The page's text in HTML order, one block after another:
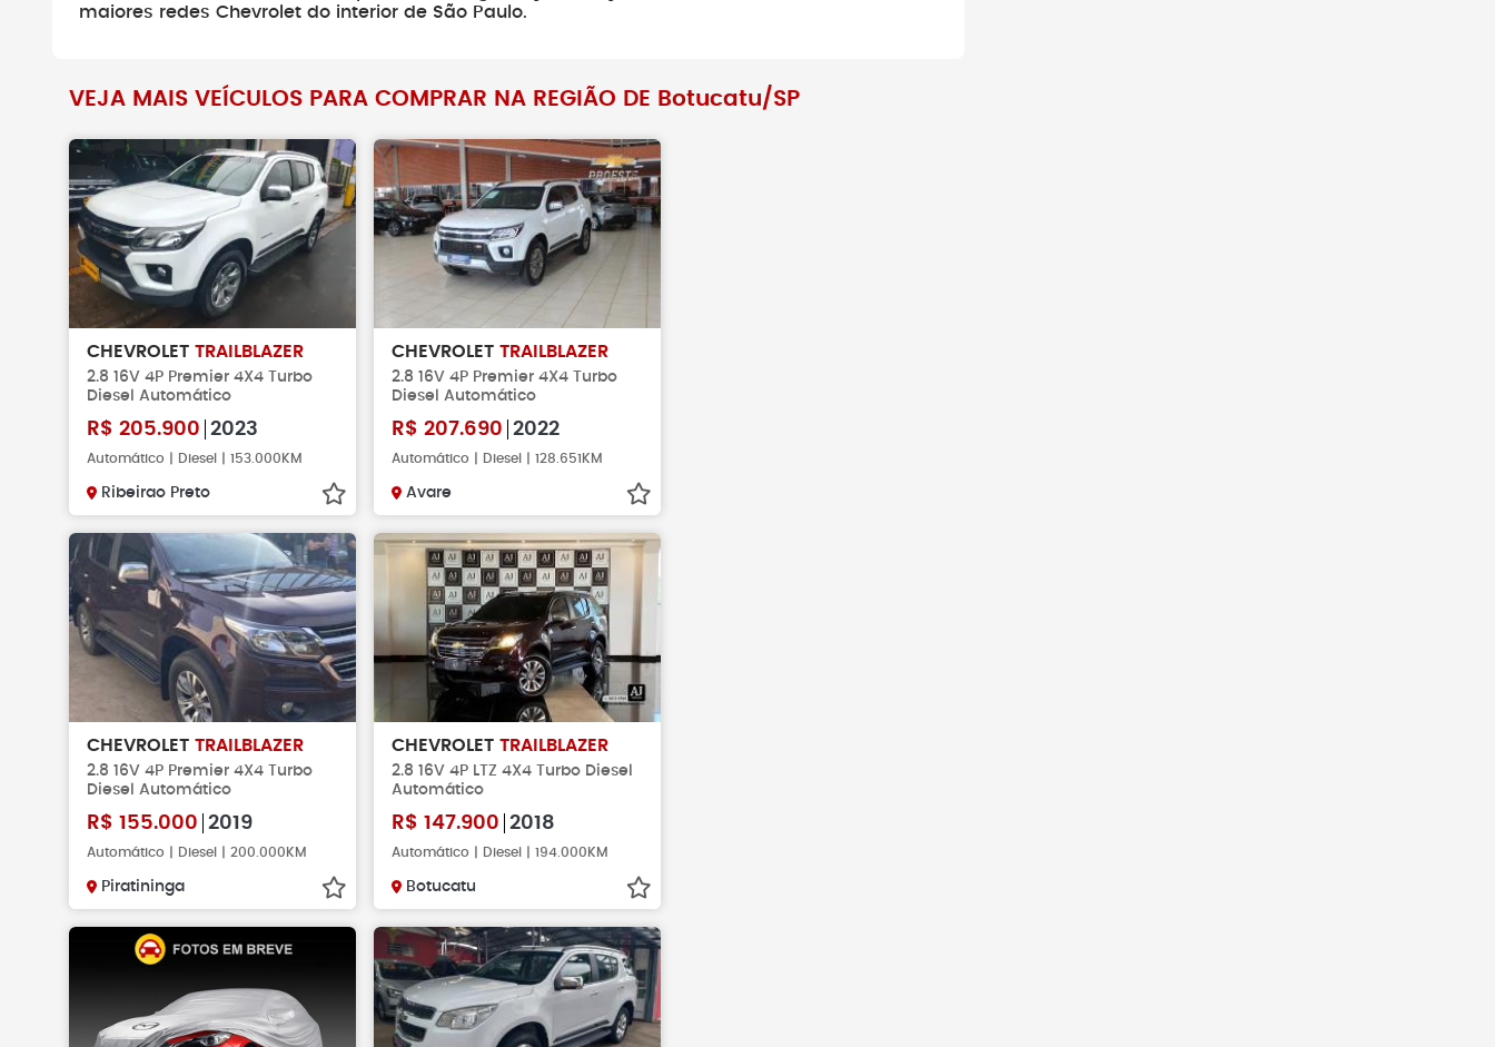
maiores redes Chevrolet do interior de São Paulo.
VEJA MAIS VEÍCULOS PARA COMPRAR NA REGIÃO DE Botucatu/SP
CHEVROLET TRAILBLAZER
2.8 16V 4P Premier 4X4 Turbo
Diesel Automático
R$ 205.900 2023
Automático | Diesel | 153.000KM
Ribeirao Preto
CHEVROLET TRAILBLAZER
2.8 16V 4P Premier 4X4 Turbo
Diesel Automático
R$ 207.690 2022
Automático | Diesel | 128.651KM
Avare
CHEVROLET TRAILBLAZER
2.8 16V 4P Premier 4X4 Turbo
Diesel Automático
R$ 155.000 2019
Automático | Diesel | 200.000KM
Piratininga
CHEVROLET TRAILBLAZER
2.8 16V 4P LTZ 4X4 Turbo Diesel
Automático
R$ 147.900 2018
Automático | Diesel | 194.000KM
Botucatu